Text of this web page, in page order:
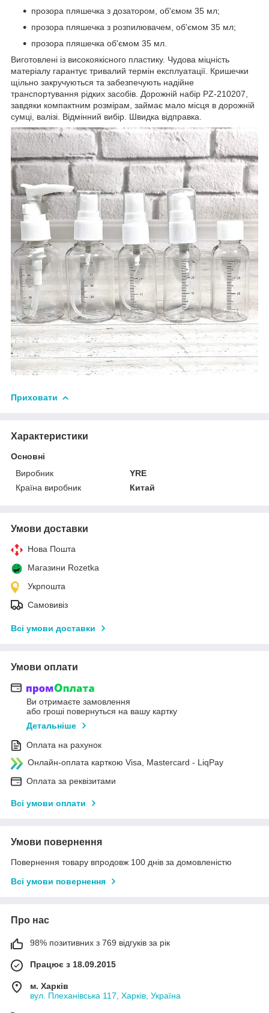
прозора пляшечка з дозатором, об'ємом 35 мл;
прозора пляшечка з розпилювачем, об'ємом 35 мл;
прозора пляшечка об'ємом 35 мл.
Виготовлені із високоякісного пластику. Чудова міцність
матеріалу гарантує тривалий термін експлуатації. Кришечки
щільно закручуються та забезпечують надійне
транспортування рідких засобів. Дорожній набір PZ-210207,
завдяки компактним розмірам, займає мало місця в дорожній
сумці, валізі. Відмінний вибір. Швидка відправка.
Приховати
Характеристики
Основні
Виробник
YRE
Країна виробник
Китай
Умови доставки
Нова Пошта
Магазини Rozetka
Укрпошта
Самовивіз
Всі умови доставки
Умови оплати
Ви отримаєте замовлення
або гроші повернуться на вашу картку
Детальніше
Оплата на рахунок
Онлайн-оплата карткою Visa, Mastercard - LiqPay
Оплата за реквізитами
Всі умови оплати
Умови повернення
Повернення товару впродовж 100 днів за домовленістю
Всі умови повернення
Про нас
98% позитивних з 769 відгуків за рік
Працює з 18.09.2015
м. Харків
вул. Плеханівська 117, Харків, Україна